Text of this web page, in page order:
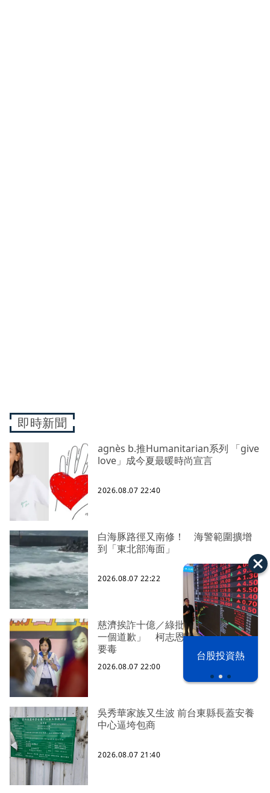
台股投資熱
即時新聞
agnès b.推Humanitarian系列 「give
love」成今夏最暖時尚宣言
2026.08.07 22:40
白海豚路徑又南修！ 海警範圍擴增
到「東北部海面」
2026.08.07 22:22
慈濟挨詐十億／綠批抹黑「欠陳時中
一個道歉」 柯志恩反嗆：比病毒還
要毒
2026.08.07 22:00
吳秀華家族又生波 前台東縣長蓋安養
中心逼垮包商
2026.08.07 21:40